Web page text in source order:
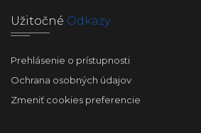
Užitočné Odkazy
Prehlásenie o prístupnosti
Ochrana osobných údajov
Zmeniť cookies preferencie